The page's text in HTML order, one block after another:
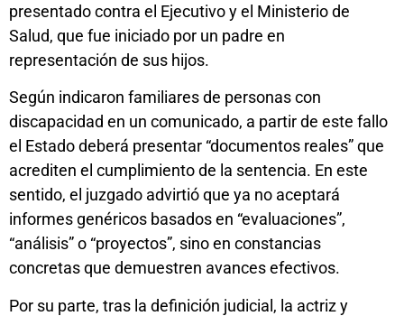
presentado contra el Ejecutivo y el Ministerio de
Salud, que fue iniciado por un padre en
representación de sus hijos.
Según indicaron familiares de personas con
discapacidad en un comunicado, a partir de este fallo
el Estado deberá presentar “documentos reales” que
acrediten el cumplimiento de la sentencia. En este
sentido, el juzgado advirtió que ya no aceptará
informes genéricos basados en “evaluaciones”,
“análisis” o “proyectos”, sino en constancias
concretas que demuestren avances efectivos.
Por su parte, tras la definición judicial, la actriz y